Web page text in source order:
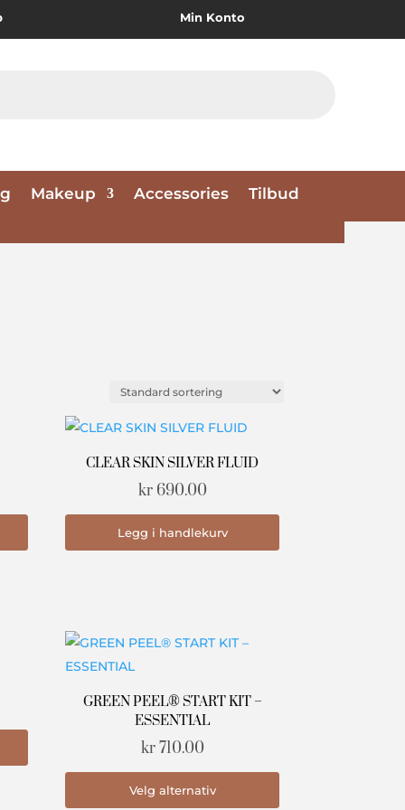
Min Konto
Makeup Accessories
Tilbud
385.00
Dette
Alternativene
CLEAR SKIN SILVER FLUID
kr690.00
Legg i handlekurv
GREEN PEEL® START KIT –
ESSENTIAL
kr710.00
Velg alternativ
Dette